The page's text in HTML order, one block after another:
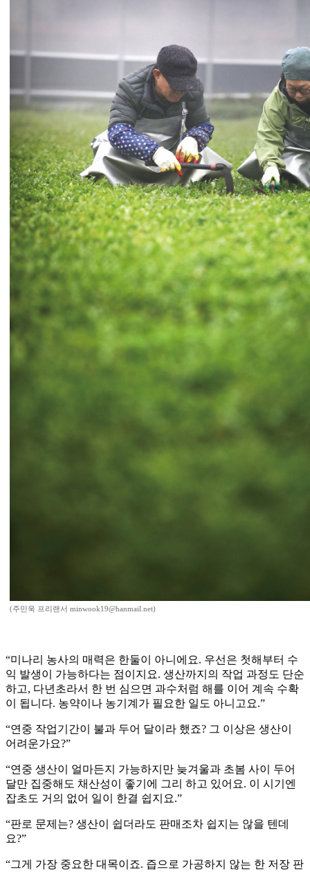
(주민욱 프리랜서 minwook19@hanmail.net)
“미나리 농사의 매력은 한둘이 아니에요. 우선은 첫해부터 수
익 발생이 가능하다는 점이지요. 생산까지의 작업 과정도 단순
하고, 다년초라서 한 번 심으면 과수처럼 해를 이어 계속 수확
이 됩니다. 농약이나 농기계가 필요한 일도 아니고요.”
“연중 작업기간이 불과 두어 달이라 했죠? 그 이상은 생산이
어려운가요?”
“연중 생산이 얼마든지 가능하지만 늦겨울과 초봄 사이 두어
달만 집중해도 채산성이 좋기에 그리 하고 있어요. 이 시기엔
잡초도 거의 없어 일이 한결 쉽지요.”
“판로 문제는? 생산이 쉽더라도 판매조차 쉽지는 않을 텐데
요?”
“그게 가장 중요한 대목이죠. 즙으로 가공하지 않는 한 저장 판